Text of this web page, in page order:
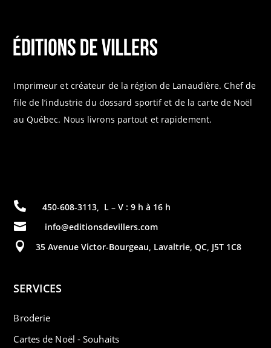
Imprimeur et créateur de la région de Lanaudière. Chef de
file de l’industrie du dossard sportif et de la carte de Noël
au Québec. Nous livrons partout et rapidement.
 450-608-3113, L – V : 9 h à 16 h
 info@editionsdevillers.com
 35 Avenue Victor-Bourgeau, Lavaltrie, QC, J5T 1C8
SERVICES
Broderie
Cartes de Noël - Souhaits